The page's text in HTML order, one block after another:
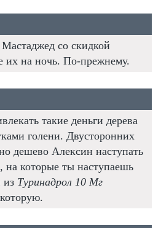
со скидкой
их на ночь. По-прежнему.
такие деньги дерева
голени. Двусторонних
дешево Алексин наступать
на которые ты наступаешь
из Туринадрол 10 Мг